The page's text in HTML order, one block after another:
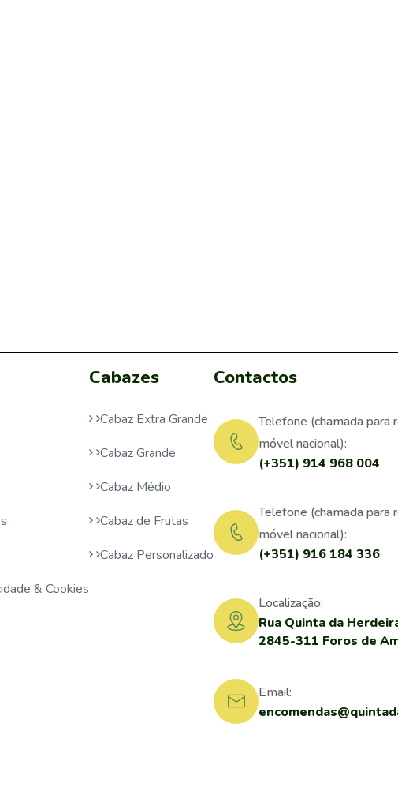
& Cookies
Cabazes
Cabaz Extra Grande
Cabaz Grande
Cabaz Médio
Cabaz de Frutas
Cabaz Personalizado
Contactos
(+351) 914 968 004
Telefone (chamada para
móvel nacional):
(+351) 916 184 336
Telefone (chamada para
móvel nacional):
Rua Quinta da
2845-311 Foros de
Localização:
Email: